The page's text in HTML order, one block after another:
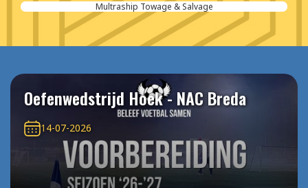
Aannemersbedrijf van der Poel
Oefenwedstrijd Hoek - NAC Breda
14-07-2026